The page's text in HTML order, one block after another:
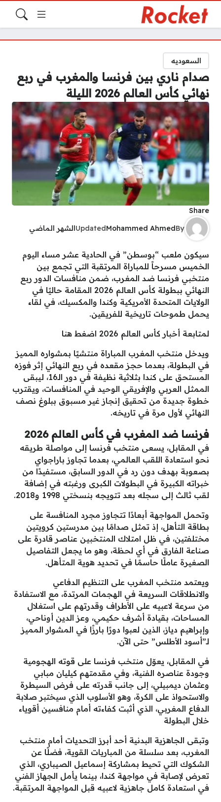
السعوديه
صدام ناري بين فرنسا والمغرب في ربع
نهائي كأس العالم 2026 الليلة
Share
By
Mohammed Ahmed
Updatedالشهر الماضي
سيكون ملعب “بوسطن” في الحادية عشر مساء اليوم
الخميس مسرحاً للمباراة المرتقبة التي تجمع بين
منتخبي فرنسا ضد المغرب، ضمن منافسات الدور ربع
النهائي ببطولة كأس العالم 2026 المقامة حاليًا في
الولايات المتحدة الأمريكية وكندا والمكسيك، في لقاء
يحمل طموحات تاريخية للفريقين.
لمتابعة أخبار كأس العالم 2026 اضغط هنا
ويدخل منتخب المغرب المباراة منتشيًا بمشواره المميز
في البطولة، بعدما حجز مقعده في ربع النهائي إثر فوزه
المستحق على كندا بثلاثية نظيفة في دور الـ16، ليبقى
الممثل العربي والإفريقي الوحيد في المنافسات، ويقترب
خطوة جديدة من تحقيق إنجاز غير مسبوق ببلوغ نصف
النهائي لأول مرة في تاريخه.
فرنسا ضد المغرب في كأس العالم 2026
في المقابل، يسعى منتخب فرنسا إلى مواصلة طريقه
نحو استعادة اللقب العالمي، بعدما تجاوز باراجواي
بصعوبة بهدف دون رد في الدور السابق، مستفيدًا من
خبراته الكبيرة في البطولات الكبرى ورغبته في إضافة
لقب ثالث إلى سجله بعد تتويجه بنسختي 1998 و2018.
وتحمل المواجهة أبعادًا تتجاوز مجرد المنافسة على
بطاقة التأهل، إذ تمثل صدامًا بين مدرستين كرويتين
مختلفتين، في ظل امتلاك المنتخبين عناصر قادرة على
صناعة الفارق في أي لحظة، وهو ما يجعل التفاصيل
الصغيرة عاملًا حاسمًا في تحديد هوية المتأهل.
ويعتمد منتخب المغرب على التنظيم الدفاعي
والانطلاقات السريعة في الهجمات المرتدة، مع الاستفادة
من سرعة لاعبيه على الأطراف وقدرتهم على استغلال
المساحات، بقيادة أشرف حكيمي، وعز الدين أوناحي،
وإبراهيم دياز، الذين لعبوا دورًا بارزًا في المشوار المميز
لـ”أسود الأطلس” حتى الآن.
في المقابل، يعوّل منتخب فرنسا على قوته الهجومية
وجودة عناصره الفنية، وفي مقدمتهم كيليان مبابي
وعثمان ديمبيلي، إلى جانب قدرته على فرض السيطرة
والاستحواذ على الكرة، وهو الأسلوب الذي سيختبر صلابة
الدفاع المغربي، الذي أثبت كفاءته أمام منافسين أقوياء
خلال البطولة
وتبقى الجاهزية البدنية أحد أبرز التحديات أمام منتخب
المغرب، بعد سلسلة من المباريات القوية، فضلًا عن
الشكوك التي تحيط بمشاركة إسماعيل الصيباري، الذي
تعرض لإصابة في مواجهة كندا، بينما يأمل الجهاز الفني
في استعادة كامل جاهزية لاعبيه قبل المواجهة المرتقبة.